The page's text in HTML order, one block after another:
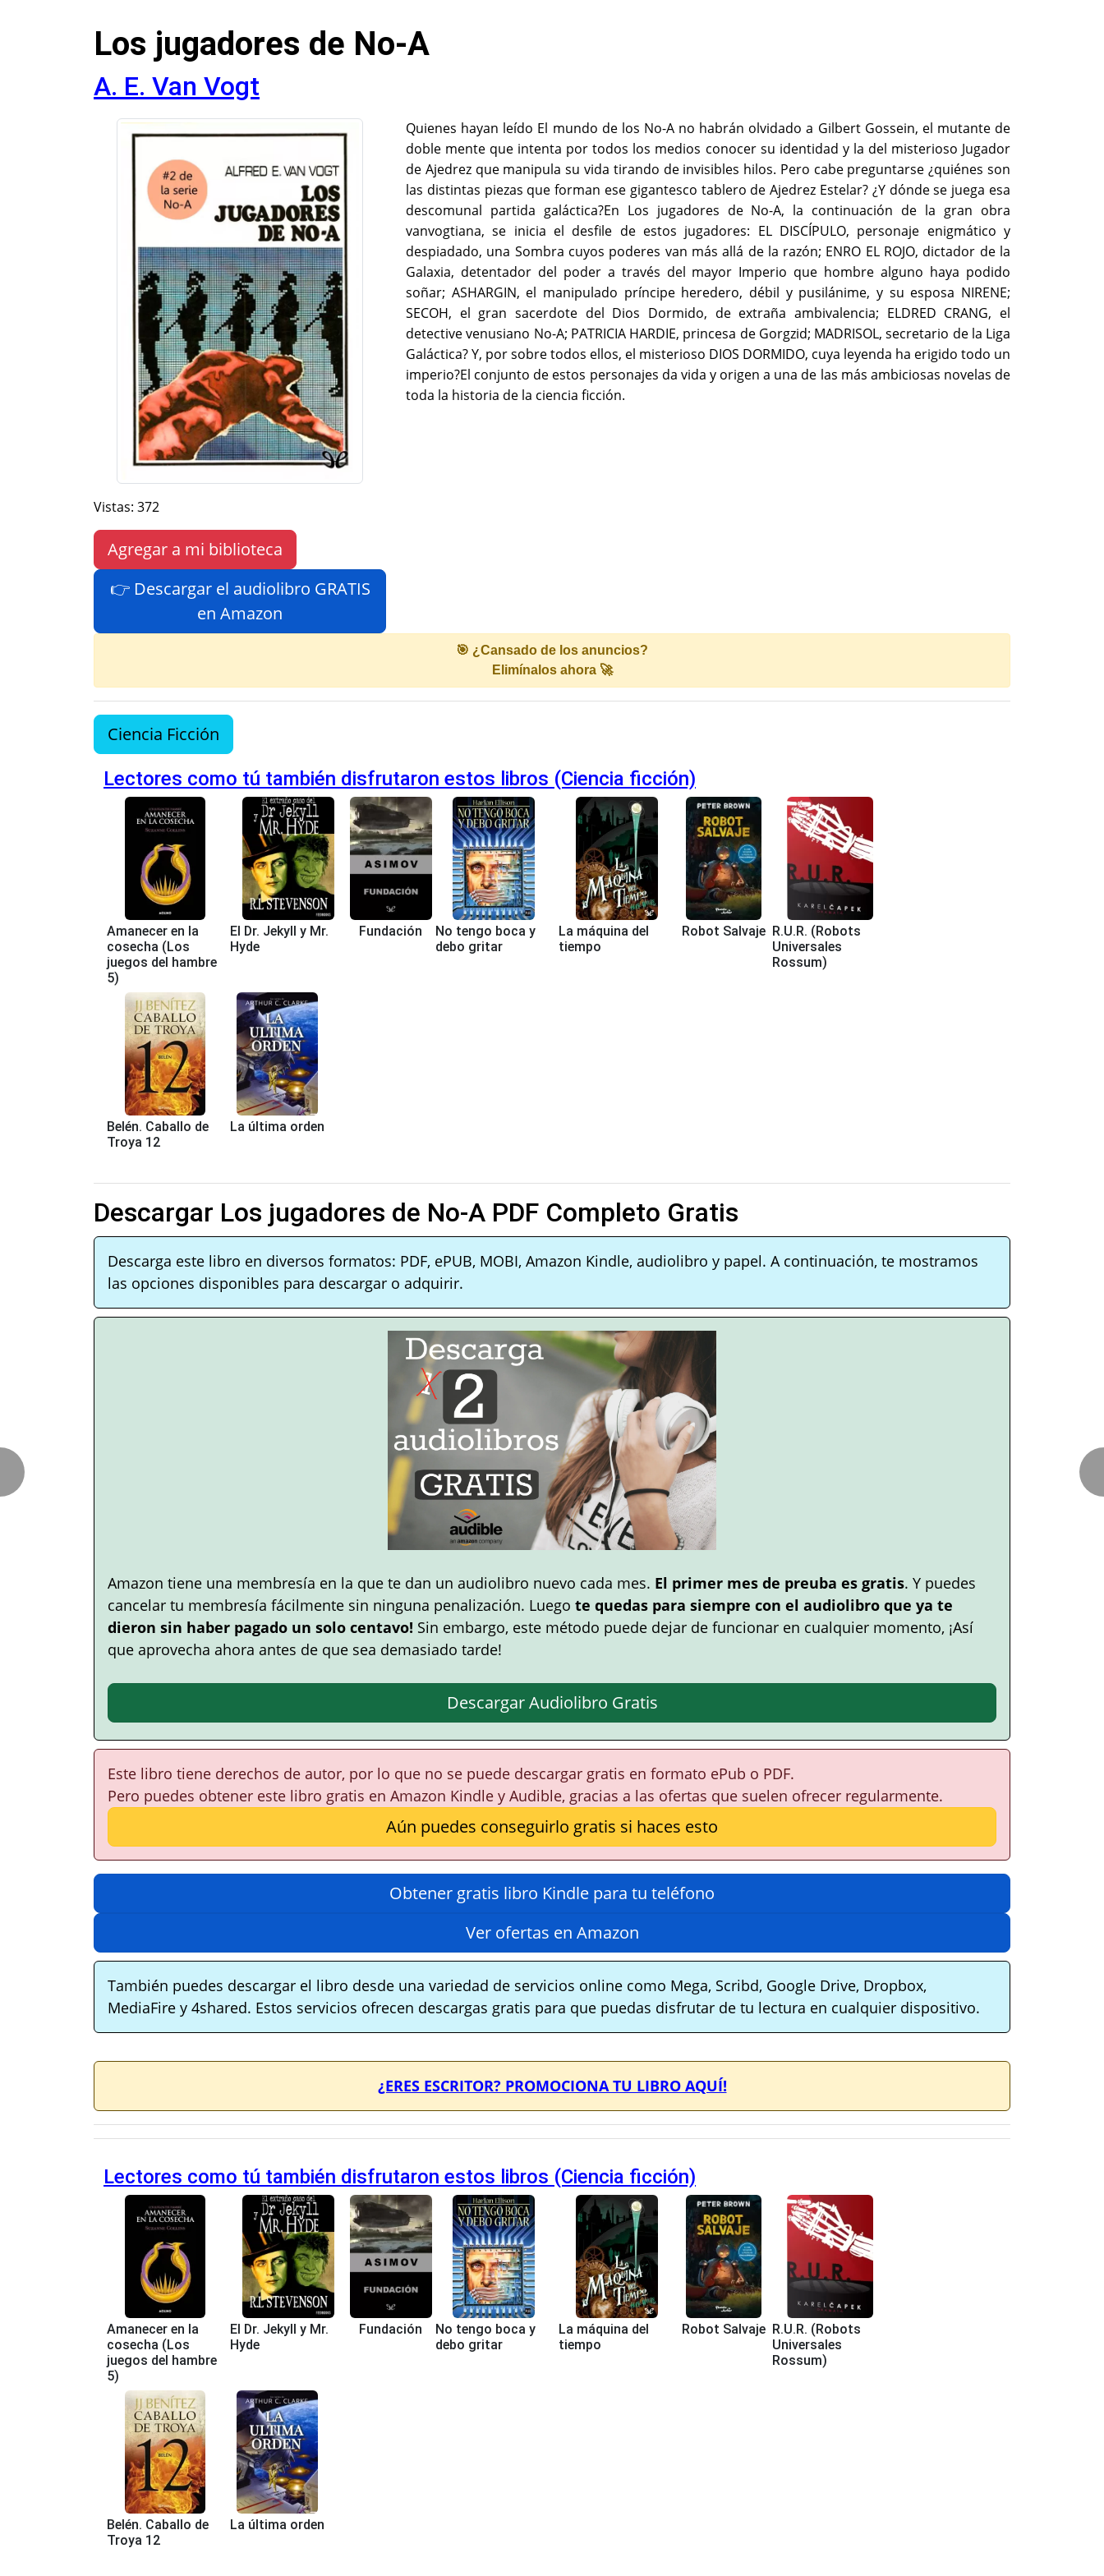
Los jugadores de No-A
A. E. Van Vogt
Vistas: 372
Agregar a mi biblioteca
👉 Descargar el audiolibro GRATIS
en Amazon
Quienes hayan leído El mundo de los No-A no habrán olvidado a Gilbert Gossein, el mutante de
doble mente que intenta por todos los medios conocer su identidad y la del misterioso Jugador
de Ajedrez que manipula su vida tirando de invisibles hilos. Pero cabe preguntarse ¿quiénes son
las distintas piezas que forman ese gigantesco tablero de Ajedrez Estelar? ¿Y dónde se juega esa
descomunal partida galáctica?En Los jugadores de No-A, la continuación de la gran obra
vanvogtiana, se inicia el desfile de estos jugadores: EL DISCÍPULO, personaje enigmático y
despiadado, una Sombra cuyos poderes van más allá de la razón; ENRO EL ROJO, dictador de la
Galaxia, detentador del poder a través del mayor Imperio que hombre alguno haya podido
soñar; ASHARGIN, el manipulado príncipe heredero, débil y pusilánime, y su esposa NIRENE;
SECOH, el gran sacerdote del Dios Dormido, de extraña ambivalencia; ELDRED CRANG, el
detective venusiano No-A; PATRICIA HARDIE, princesa de Gorgzid; MADRISOL, secretario de la Liga
Galáctica? Y, por sobre todos ellos, el misterioso DIOS DORMIDO, cuya leyenda ha erigido todo un
imperio?El conjunto de estos personajes da vida y origen a una de las más ambiciosas novelas de
toda la historia de la ciencia ficción.
🎯 ¿Cansado de los anuncios?
Elimínalos ahora 🚀
Ciencia Ficción
Lectores como tú también disfrutaron estos libros (Ciencia ficción)
Amanecer en la
cosecha (Los
juegos del hambre
5)
El Dr. Jekyll y Mr.
Hyde
Fundación
No tengo boca y
debo gritar
La máquina del
tiempo
Robot Salvaje R.U.R. (Robots
Universales
Rossum)
Belén. Caballo de
Troya 12
La última orden
Descargar Los jugadores de No-A PDF Completo Gratis
Descarga este libro en diversos formatos: PDF, ePUB, MOBI, Amazon Kindle, audiolibro y papel. A continuación, te mostramos
las opciones disponibles para descargar o adquirir.
Amazon tiene una membresía en la que te dan un audiolibro nuevo cada mes. El primer mes de preuba es gratis. Y puedes
cancelar tu membresía fácilmente sin ninguna penalización. Luego te quedas para siempre con el audiolibro que ya te
dieron sin haber pagado un solo centavo! Sin embargo, este método puede dejar de funcionar en cualquier momento, ¡Así
que aprovecha ahora antes de que sea demasiado tarde!
Descargar Audiolibro Gratis
Este libro tiene derechos de autor, por lo que no se puede descargar gratis en formato ePub o PDF.
Pero puedes obtener este libro gratis en Amazon Kindle y Audible, gracias a las ofertas que suelen ofrecer regularmente.
Aún puedes conseguirlo gratis si haces esto
Obtener gratis libro Kindle para tu teléfono
Ver ofertas en Amazon
También puedes descargar el libro desde una variedad de servicios online como Mega, Scribd, Google Drive, Dropbox,
MediaFire y 4shared. Estos servicios ofrecen descargas gratis para que puedas disfrutar de tu lectura en cualquier dispositivo.
¿ERES ESCRITOR? PROMOCIONA TU LIBRO AQUÍ!
Lectores como tú también disfrutaron estos libros (Ciencia ficción)
Amanecer en la
cosecha (Los
juegos del hambre
5)
El Dr. Jekyll y Mr.
Hyde
Fundación
No tengo boca y
debo gritar
La máquina del
tiempo
Robot Salvaje R.U.R. (Robots
Universales
Rossum)
Belén. Caballo de
Troya 12
La última orden